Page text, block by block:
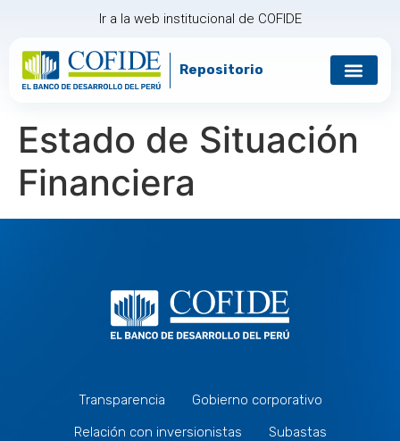
Ir a la web institucional de COFIDE
Repositorio
Estado de Situación
Financiera
Transparencia
Gobierno corporativo
Relación con inversionistas
Subastas